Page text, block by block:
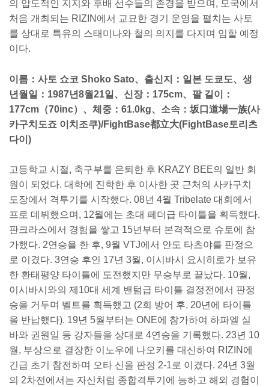
의 압도적인 지지와 후배 선수들의 존경을 받으며, 모국에서
처음 개최되는 RIZIN에서 교묘한 경기 운영을 펼치는 사토
를 상대로 특유의 스태미나와 철의 의지를 다지며 임할 예정
이다.
이름：사토 쇼코 Shoko Sato、출신지：일본 도쿄도、생
년월일：1987년8월21일、신장：175cm、팔 길이：
177cm（70inc）、체중：61.0kg、소속：坂口道場一族(사
카구치도죠 이치조쿠)/FightBase都立大(FightBase토리츠
다이)
고등학교 시절, 축구부를 은퇴한 후 KRAZY BEE의 일반 회
원이 되었다. 대학에 진학한 후 이사한 곳 근처의 사카구치
도장에서 격투기를 시작했다. 08년 4월 Tribelate 대회에서
프로 데뷔했으며, 12월에는 초대 페더급 타이틀을 획득했다.
판크라스에서 경험을 쌓고 15년부터 본격적으로 슈토에 참
가했다. 2연승을 한 후, 9월 VTJ에서 안도 타츠야를 판정으
로 이겼다. 3연승 후인 17년 3월, 이시바시 요시히로가 보유
한 환태평양 타이틀에 도전했지만 무승부로 끝났다. 10월,
이시바시와의 제10대 세계 밴텀급 타이틀 결정전에서 판정
승을 거두며 벨트를 획득했고 (2회 방어 후, 20년에 타이틀
을 반납했다). 19년 5월부터는 ONE에 참가하여 하파엘 실
바와 권원일 등 강자들을 상대로 4연승을 기록했다. 23년 10
월, 부상으로 결장한 이노우에 나오키를 대신하여 RIZIN에
긴급 초기 참전하며 오타 신을 판정 2-1로 이겼다. 24년 3월
의 2차전에서는 자신처럼 종합격투기에 능하고 해외 경험이